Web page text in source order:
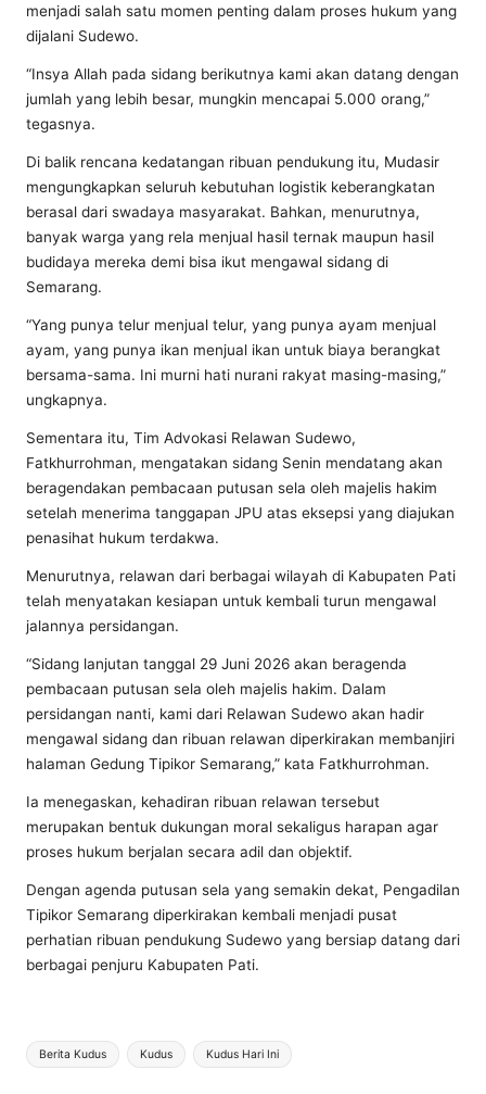
menjadi salah satu momen penting dalam proses hukum yang
dijalani Sudewo.
“Insya Allah pada sidang berikutnya kami akan datang dengan
jumlah yang lebih besar, mungkin mencapai 5.000 orang,”
tegasnya.
Di balik rencana kedatangan ribuan pendukung itu, Mudasir
mengungkapkan seluruh kebutuhan logistik keberangkatan
berasal dari swadaya masyarakat. Bahkan, menurutnya,
banyak warga yang rela menjual hasil ternak maupun hasil
budidaya mereka demi bisa ikut mengawal sidang di
Semarang.
“Yang punya telur menjual telur, yang punya ayam menjual
ayam, yang punya ikan menjual ikan untuk biaya berangkat
bersama-sama. Ini murni hati nurani rakyat masing-masing,”
ungkapnya.
Sementara itu, Tim Advokasi Relawan Sudewo,
Fatkhurrohman, mengatakan sidang Senin mendatang akan
beragendakan pembacaan putusan sela oleh majelis hakim
setelah menerima tanggapan JPU atas eksepsi yang diajukan
penasihat hukum terdakwa.
Menurutnya, relawan dari berbagai wilayah di Kabupaten Pati
telah menyatakan kesiapan untuk kembali turun mengawal
jalannya persidangan.
“Sidang lanjutan tanggal 29 Juni 2026 akan beragenda
pembacaan putusan sela oleh majelis hakim. Dalam
persidangan nanti, kami dari Relawan Sudewo akan hadir
mengawal sidang dan ribuan relawan diperkirakan membanjiri
halaman Gedung Tipikor Semarang,” kata Fatkhurrohman.
Ia menegaskan, kehadiran ribuan relawan tersebut
merupakan bentuk dukungan moral sekaligus harapan agar
proses hukum berjalan secara adil dan objektif.
Dengan agenda putusan sela yang semakin dekat, Pengadilan
Tipikor Semarang diperkirakan kembali menjadi pusat
perhatian ribuan pendukung Sudewo yang bersiap datang dari
berbagai penjuru Kabupaten Pati.
Tags:
Berita Kudus Kudus Kudus Hari Ini